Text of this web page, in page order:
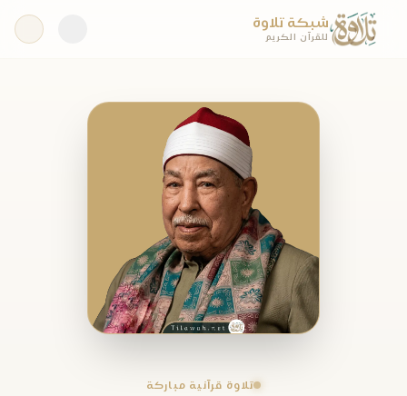
شبكة تلاوة
للقرآن الكريم
تلاوة قرآنية مباركة